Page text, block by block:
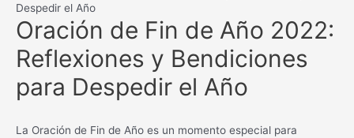
Despedir el Año
Oración de Fin de Año 2022:
Reflexiones y Bendiciones
para Despedir el Año
La Oración de Fin de Año es un momento especial para